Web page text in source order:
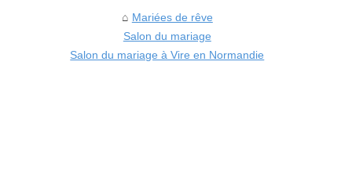
Mariées de rêve
Salon du mariage
Salon du mariage à Vire en Normandie